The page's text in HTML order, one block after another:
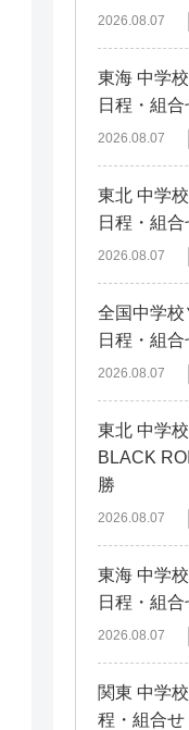
2026.08.07
東海 中学
日程・組
2026.08.07
東北 中学
日程・組
2026.08.07
全国中学
日程・組
2026.08.07
東北 中学
BLACK
勝
2026.08.07
東海 中学
日程・組
2026.08.07
関東 中学
程・組合せ